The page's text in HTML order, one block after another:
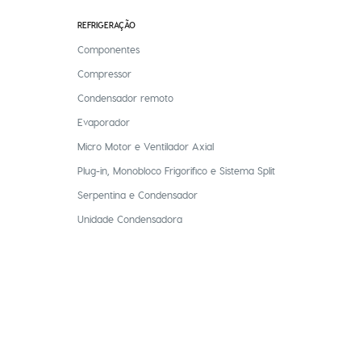
REFRIGERAÇÃO
Componentes
Compressor
Condensador remoto
Evaporador
Micro Motor e Ventilador Axial
Plug-in, Monobloco Frigorifico e Sistema Split
Serpentina e Condensador
Unidade Condensadora